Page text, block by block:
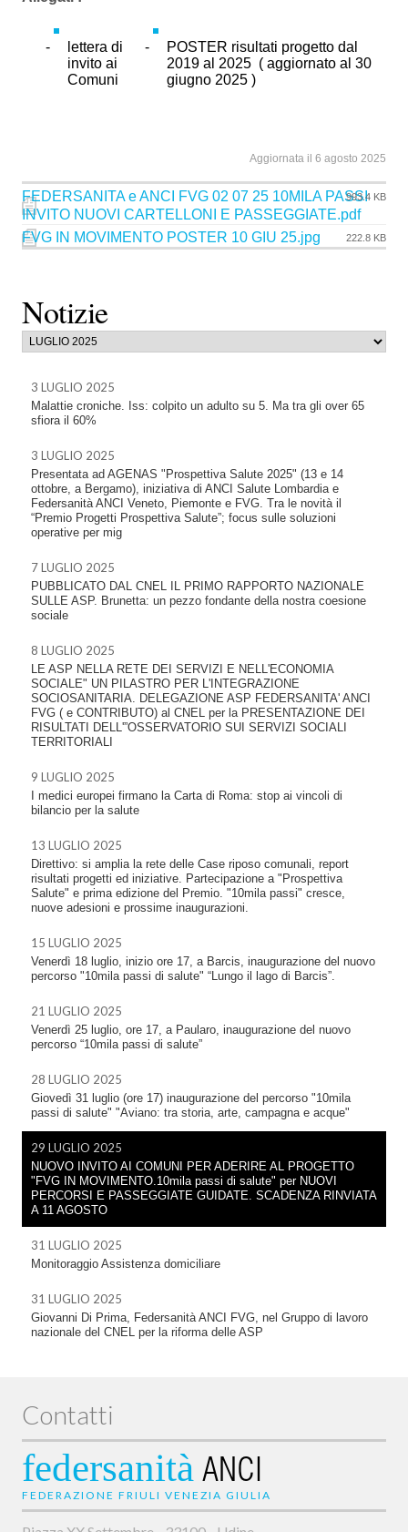
Notizie
3 LUGLIO 2025
Malattie croniche. Iss: colpito un adulto su 5. Ma tra gli over 65
sfiora il 60%
3 LUGLIO 2025
Presentata ad AGENAS "Prospettiva Salute 2025" (13 e 14
ottobre, a Bergamo), iniziativa di ANCI Salute Lombardia e
Federsanità ANCI Veneto, Piemonte e FVG. Tra le novità il
“Premio Progetti Prospettiva Salute”; focus sulle soluzioni
operative per mig
7 LUGLIO 2025
PUBBLICATO DAL CNEL IL PRIMO RAPPORTO NAZIONALE
SULLE ASP. Brunetta: un pezzo fondante della nostra coesione
sociale
8 LUGLIO 2025
LE ASP NELLA RETE DEI SERVIZI E NELL'ECONOMIA
SOCIALE" UN PILASTRO PER L'INTEGRAZIONE
SOCIOSANITARIA. DELEGAZIONE ASP FEDERSANITA' ANCI
FVG ( e CONTRIBUTO) al CNEL per la PRESENTAZIONE DEI
RISULTATI DELL'”OSSERVATORIO SUI SERVIZI SOCIALI
TERRITORIALI
9 LUGLIO 2025
I medici europei firmano la Carta di Roma: stop ai vincoli di
bilancio per la salute
13 LUGLIO 2025
Direttivo: si amplia la rete delle Case riposo comunali, report
risultati progetti ed iniziative. Partecipazione a "Prospettiva
Salute" e prima edizione del Premio. "10mila passi" cresce,
nuove adesioni e prossime inaugurazioni.
15 LUGLIO 2025
Venerdì 18 luglio, inizio ore 17, a Barcis, inaugurazione del nuovo
percorso "10mila passi di salute" “Lungo il lago di Barcis”.
21 LUGLIO 2025
Venerdì 25 luglio, ore 17, a Paularo, inaugurazione del nuovo
percorso “10mila passi di salute”
28 LUGLIO 2025
Giovedì 31 luglio (ore 17) inaugurazione del percorso "10mila
passi di salute" "Aviano: tra storia, arte, campagna e acque"
29 LUGLIO 2025
NUOVO INVITO AI COMUNI PER ADERIRE AL PROGETTO
"FVG IN MOVIMENTO.10mila passi di salute" per NUOVI
PERCORSI E PASSEGGIATE GUIDATE. SCADENZA RINVIATA
A 11 AGOSTO
31 LUGLIO 2025
Monitoraggio Assistenza domiciliare
31 LUGLIO 2025
Giovanni Di Prima, Federsanità ANCI FVG, nel Gruppo di lavoro
nazionale del CNEL per la riforma delle ASP
lettera di
invito ai
Comuni
POSTER risultati progetto dal
2019 al 2025 ( aggiornato al 30
giugno 2025 )
Aggiornata il 6 agosto 2025
FEDERSANITA e ANCI FVG 02 07 25 10MILA PASSI
INVITO NUOVI CARTELLONI E PASSEGGIATE.pdf
993.4 KB
FVG IN MOVIMENTO POSTER 10 GIU 25.jpg 222.8 KB
Contatti
federsanità ANCI
FEDERAZIONE FRIULI VENEZIA GIULIA